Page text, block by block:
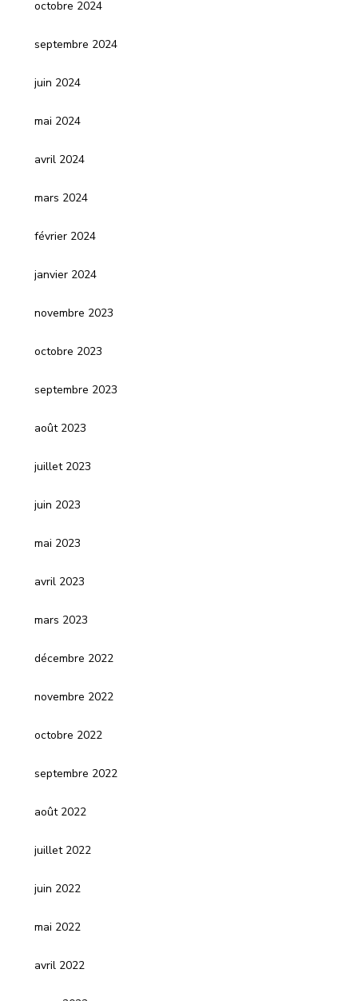
octobre 2024
septembre 2024
juin 2024
mai 2024
avril 2024
mars 2024
février 2024
janvier 2024
novembre 2023
octobre 2023
septembre 2023
août 2023
juillet 2023
juin 2023
mai 2023
avril 2023
mars 2023
décembre 2022
novembre 2022
octobre 2022
septembre 2022
août 2022
juillet 2022
juin 2022
mai 2022
avril 2022